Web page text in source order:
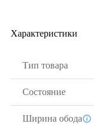
Характеристики
Тип товара
Состояние
Ширина обода